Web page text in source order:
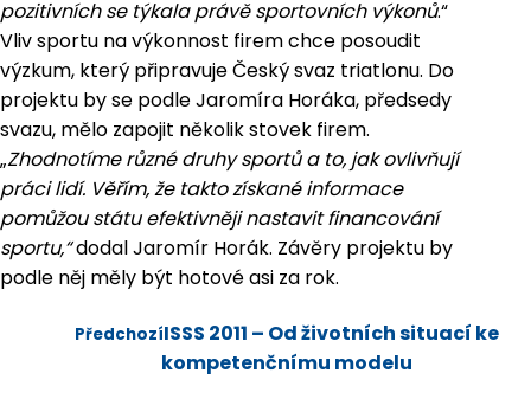
pozitivních se týkala právě sportovních výkonů.“
Vliv sportu na výkonnost firem chce posoudit
výzkum, který připravuje Český svaz triatlonu. Do
projektu by se podle Jaromíra Horáka, předsedy
svazu, mělo zapojit několik stovek firem.
„Zhodnotíme různé druhy sportů a to, jak ovlivňují
práci lidí. Věřím, že takto získané informace
pomůžou státu efektivněji nastavit financování
sportu,“dodal Jaromír Horák. Závěry projektu by
podle něj měly být hotové asi za rok.
PředchozíISSS 2011 – Od životních situací ke
kompetenčnímu modelu